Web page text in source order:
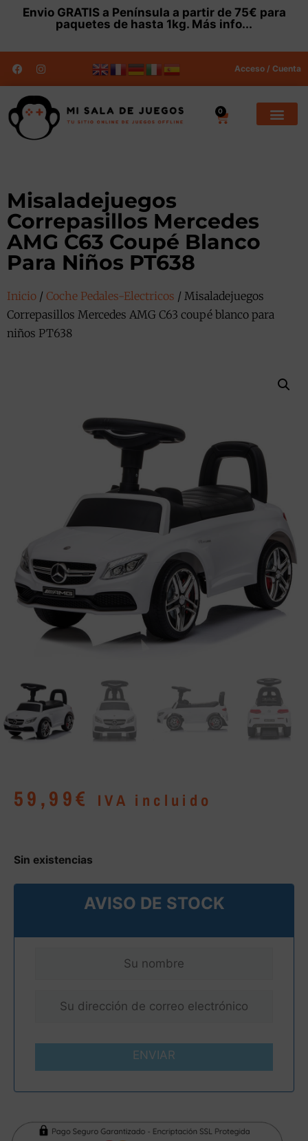
Envio GRATISa Península a partir de 75€ para
paquetes de hasta 1kg. Más info...
Acceso / Cuenta
0
Misaladejuegos
Correpasillos Mercedes
AMG C63 Coupé Blanco
Para Niños PT638
Inicio / Coche Pedales-Electricos / Misaladejuegos
Correpasillos Mercedes AMG C63 coupé blanco para
niños PT638
59,99€ IVA incluido
Sin existencias
AVISO DE STOCK
ENVIAR